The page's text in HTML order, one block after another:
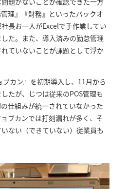
理』『財務』といったバックオ
長お一人がExcelで手作業してい
た。また、導入済みの勤怠管理
ていないことが課題として浮か
ブカン』を初期導入し、11月から
たが、じつは従来のPOS管理も
仕組みが統一されていなかった
ブカンでは打刻漏れが多く、そ
ない（できていない）従業員も